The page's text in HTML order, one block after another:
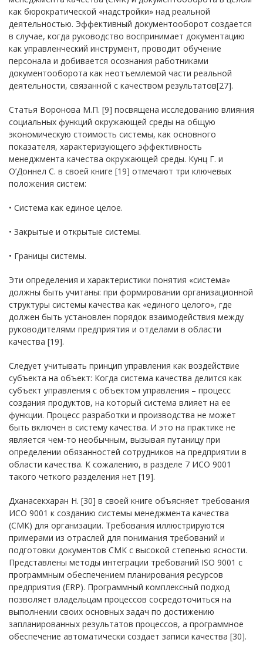
как бюрократической «надстройки» над реальной
деятельностью. Эффективный документооборот создается
в случае, когда руководство воспринимает документацию
как управленческий инструмент, проводит обучение
персонала и добивается осознания работниками
документооборота как неотъемлемой части реальной
деятельности, связанной с качеством результатов[27].
Статья Воронова М.П. [9] посвящена исследованию влияния
социальных функций окружающей среды на общую
экономическую стоимость системы, как основного
показателя, характеризующего эффективность
менеджмента качества окружающей среды. Кунц Г. и
О’Доннел С. в своей книге [19] отмечают три ключевых
положения систем:
• Система как единое целое.
• Закрытые и открытые системы.
• Границы системы.
Эти определения и характеристики понятия «система»
должны быть учитаны: при формировании организационной
структуры системы качества как «единого целого», где
должен быть установлен порядок взаимодействия между
руководителями предприятия и отделами в области
качества [19].
Следует учитывать принцип управления как воздействие
субъекта на объект: Когда система качества делится как
субъект управления с объектом управления – процесс
создания продуктов, на который система влияет на ее
функции. Процесс разработки и производства не может
быть включен в систему качества. И это на практике не
является чем-то необычным, вызывая путаницу при
определении обязанностей сотрудников на предприятии в
области качества. К сожалению, в разделе 7 ИСО 9001
такого четкого разделения нет [19].
Дханасекхаран Н. [30] в своей книге объясняет требования
ИСО 9001 к созданию системы менеджмента качества
(СМК) для организации. Требования иллюстрируются
примерами из отраслей для понимания требований и
подготовки документов СМК с высокой степенью ясности.
Представлены методы интеграции требований ISO 9001 с
программным обеспечением планирования ресурсов
предприятия (ERP). Программный комплексный подход
позволяет владельцам процессов сосредоточиться на
выполнении своих основных задач по достижению
запланированных результатов процессов, а программное
обеспечение автоматически создает записи качества [30].